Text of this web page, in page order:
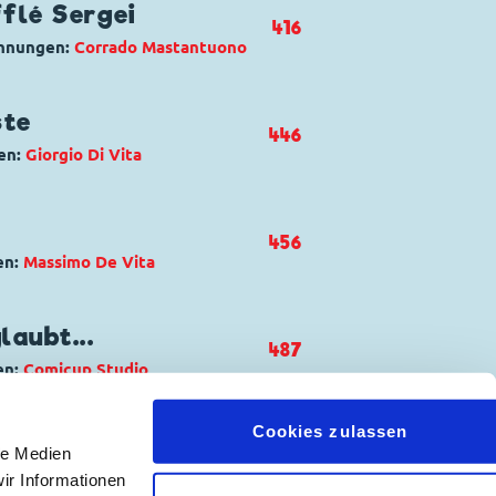
Medien
Informationen
Cookies zulassen
Sergei
Corrado Mastantuono
pasticcioni
416
Giorgio Di Vita
446
Massimo De Vita
Maus
456
Comicup Studio
487